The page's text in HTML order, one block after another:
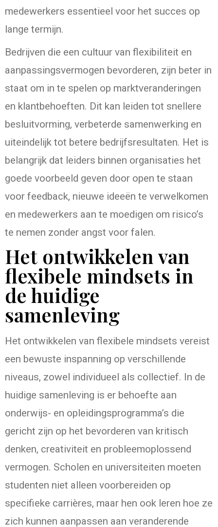
medewerkers essentieel voor het succes op
lange termijn.
Bedrijven die een cultuur van flexibiliteit en
aanpassingsvermogen bevorderen, zijn beter in
staat om in te spelen op marktveranderingen
en klantbehoeften. Dit kan leiden tot snellere
besluitvorming, verbeterde samenwerking en
uiteindelijk tot betere bedrijfsresultaten. Het is
belangrijk dat leiders binnen organisaties het
goede voorbeeld geven door open te staan
voor feedback, nieuwe ideeën te verwelkomen
en medewerkers aan te moedigen om risico’s
te nemen zonder angst voor falen.
Het ontwikkelen van
flexibele mindsets in
de huidige
samenleving
Het ontwikkelen van flexibele mindsets vereist
een bewuste inspanning op verschillende
niveaus, zowel individueel als collectief. In de
huidige samenleving is er behoefte aan
onderwijs- en opleidingsprogramma’s die
gericht zijn op het bevorderen van kritisch
denken, creativiteit en probleemoplossend
vermogen. Scholen en universiteiten moeten
studenten niet alleen voorbereiden op
specifieke carrières, maar hen ook leren hoe ze
zich kunnen aanpassen aan veranderende